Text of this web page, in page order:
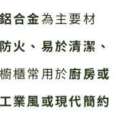
合金為主要材
火、易於清潔、
櫃常用於廚房或
工業風或現代簡約